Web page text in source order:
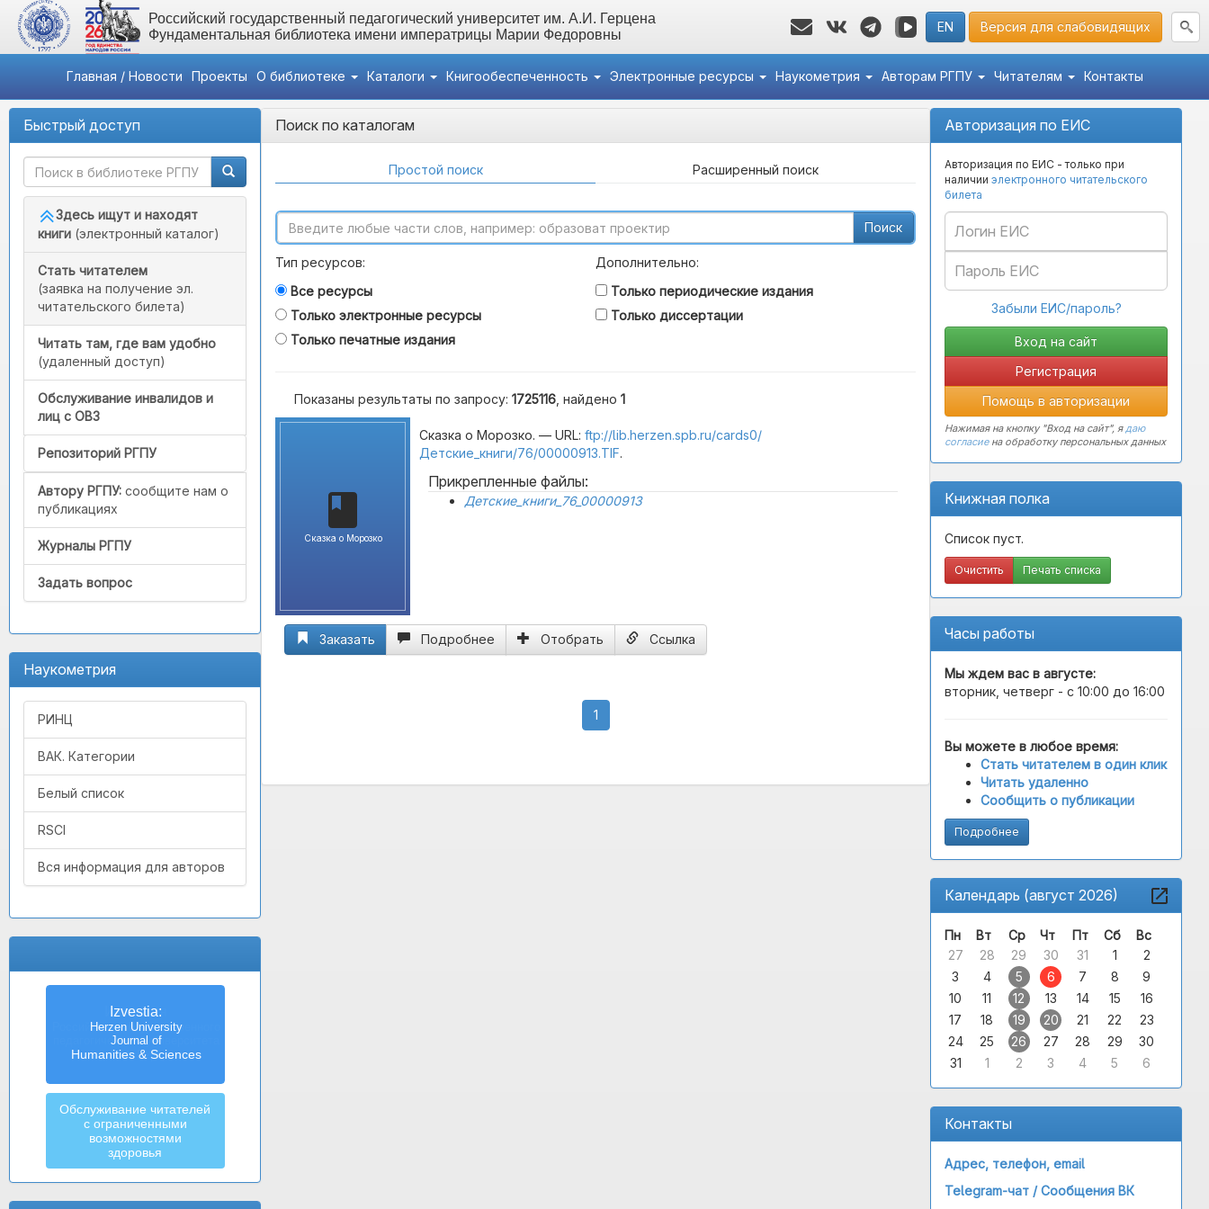
Российский государственный педагогический университет им. А.И. Герцена
Фундаментальная библиотека имени императрицы Марии Федоровны
EN Версия для слабовидящих
Главная / Новости Проекты О библиотеке Каталоги Книгообеспеченность Электронные ресурсы Наукометрия Авторам РГПУ Читателям Контакты
Быстрый доступ
Здесь ищут и находят
книги (электронный каталог)
Стать читателем
(заявка на получение эл.
читательского билета)
Читать там, где вам удобно
(удаленный доступ)
Обслуживание инвалидов и
лиц с ОВЗ
Репозиторий РГПУ
Автору РГПУ: сообщите нам о
публикациях
Журналы РГПУ
Задать вопрос
Наукометрия
РИНЦ
ВАК. Категории
Белый список
RSCI
Вся информация для авторов
Izvestia:
Herzen University
Journal of
Humanities & Sciences
Обслуживание читателей
с ограниченными
возможностями
здоровья
Авторизация по ЕИС
Авторизация по ЕИС - только при
наличии электронного читательского
билета
Забыли ЕИС/пароль?
Регистрация
Помощь в авторизации
Нажимая на кнопку "Вход на сайт", ядаю
согласиена обработку персональных данных
Книжная полка
Список пуст.
Очистить Печать списка
Часы работы
Мы ждем вас в августе:
вторник, четверг - с 10:00 до 16:00
Вы можете в любое время:
Стать читателем в один клик
Читать удаленно
Сообщить о публикации
Подробнее
Календарь (август 2026)
Пн Вт Ср Чт Пт Сб
Вс
27
28 29 30 31 1
2
3
4 5 6 7 8
9
10
11 12 13 14 15
16
17
18 19 20 21 22
23
24
25 26 27 28 29
30
31
1 2 3 4 5 6
Контакты
Адрес, телефон, email
Telegram-чат /Сообщения ВК
Поиск по каталогам
Простой поиск Расширенный поиск
Поиск
Тип ресурсов:
Все ресурсы
Только электронные ресурсы
Только печатные издания
Дополнительно:
Только периодические издания
Только диссертации
Показаны результаты по запросу: 1725116 , найдено 1
Сказка о Морозко
Сказка о Морозко. — URL: ftp://lib.herzen.spb.ru/cards0/
Детские_книги/76/00000913.TIF.
Прикрепленные файлы:
Детские_книги_76_00000913
Заказать Подробнее Отобрать Ссылка
1(current)